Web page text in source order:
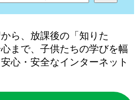
ら、放課後の「知りた
まで、子供たちの学びを幅
心・安全なインターネット